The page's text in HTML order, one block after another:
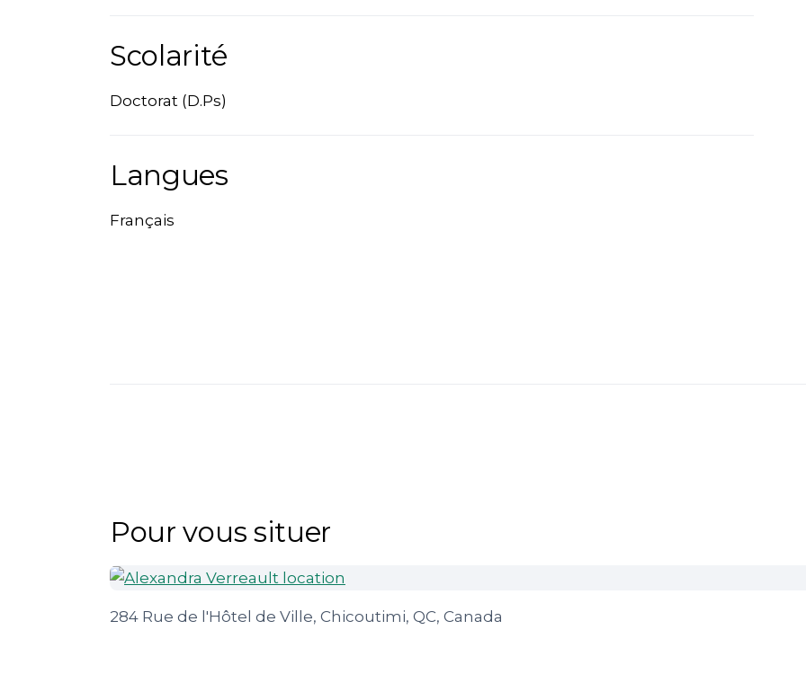
Scolarité
Doctorat (D.Ps)
Langues
Français
Pour vous situer
284 Rue de l'Hôtel de Ville, Chicoutimi, QC, Canada